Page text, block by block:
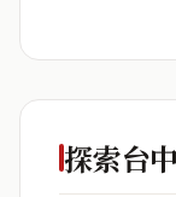
探索台